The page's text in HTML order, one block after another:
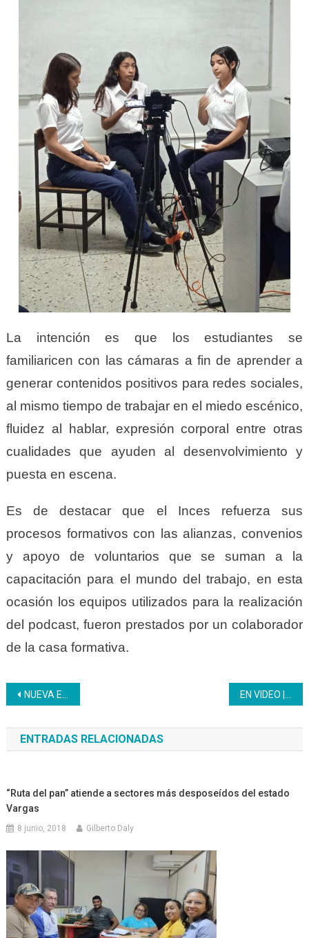
La intención es que los estudiantes se
familiaricen con las cámaras a fin de aprender a
generar contenidos positivos para redes sociales,
al mismo tiempo de trabajar en el miedo escénico,
fluidez al hablar, expresión corporal entre otras
cualidades que ayuden al desenvolvimiento y
puesta en escena.
Es de destacar que el Inces refuerza sus
procesos formativos con las alianzas, convenios
y apoyo de voluntarios que se suman a la
capacitación para el mundo del trabajo, en esta
ocasión los equipos utilizados para la realización
del podcast, fueron prestados por un colaborador
de la casa formativa.
Navegación
de
entradas
NUEVA ESPARTA | El Inces promueve la formación para el trabajo en los menores del IAMENE.
ENTRADAS RELACIONADAS
“Ruta del pan” atiende a sectores más desposeídos del estado
Vargas
8 junio, 2018 Gilberto Daly